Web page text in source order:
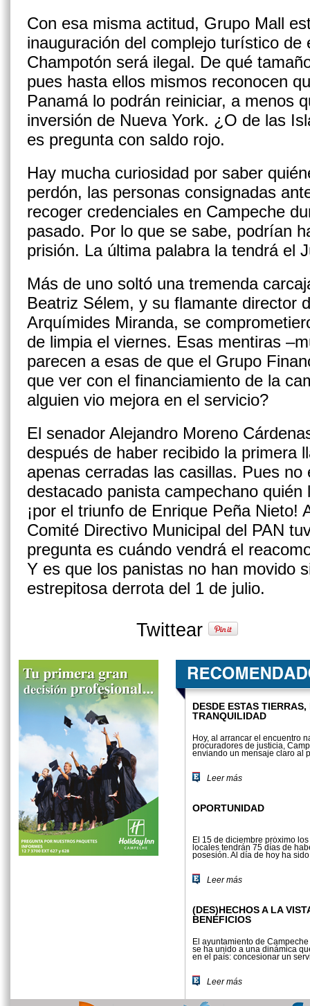
Con esa misma actitud, Grupo Mall
inauguración del complejo turístico de
Champotón será ilegal. De qué
pues hasta ellos mismos reconocen
Panamá lo podrán rei­niciar, a menos
inversión de Nueva York. ¿O de las
es pre­gunta con saldo rojo.
Hay mucha curiosidad por saber
perdón, las personas consignadas
recoger credenciales en Campeche
pasado. Por lo que se sabe, podrían
prisión. La última palabra la tendrá el
Más de uno soltó una tremenda
Beatriz Sélem, y su flamante director
Arquímides Miranda, se
de limpia el viernes. Esas mentiras
parecen a esas de que el Grupo
que ver con el financiamiento de la
alguien vio mejora en el servicio?
El senador Alejandro Moreno
después de haber recibido la primera
apenas cerradas las casillas. Pues
destacado panista campe­chano
¡por el triunfo de Enrique Peña Nieto!
Comité Directivo Municipal del PAN
pregunta es cuándo vendrá el
Y es que los panistas no han movido
estrepitosa derrota del 1 de julio.
Twittear
DESDE ESTAS TIERRAS,
TRANQUILIDAD
Hoy, al arrancar el encuentro
procuradores de justicia,
enviando un mensaje claro al
Leer más
OPORTUNIDAD
El 15 de diciembre próximo
locales tendrán 75 días de
posesión. Al día de hoy ha
Leer más
(DES)HECHOS A LA
BENEFICIOS
El ayuntamiento de
se ha unido a una dinámica
en el país: concesionar un
Leer más